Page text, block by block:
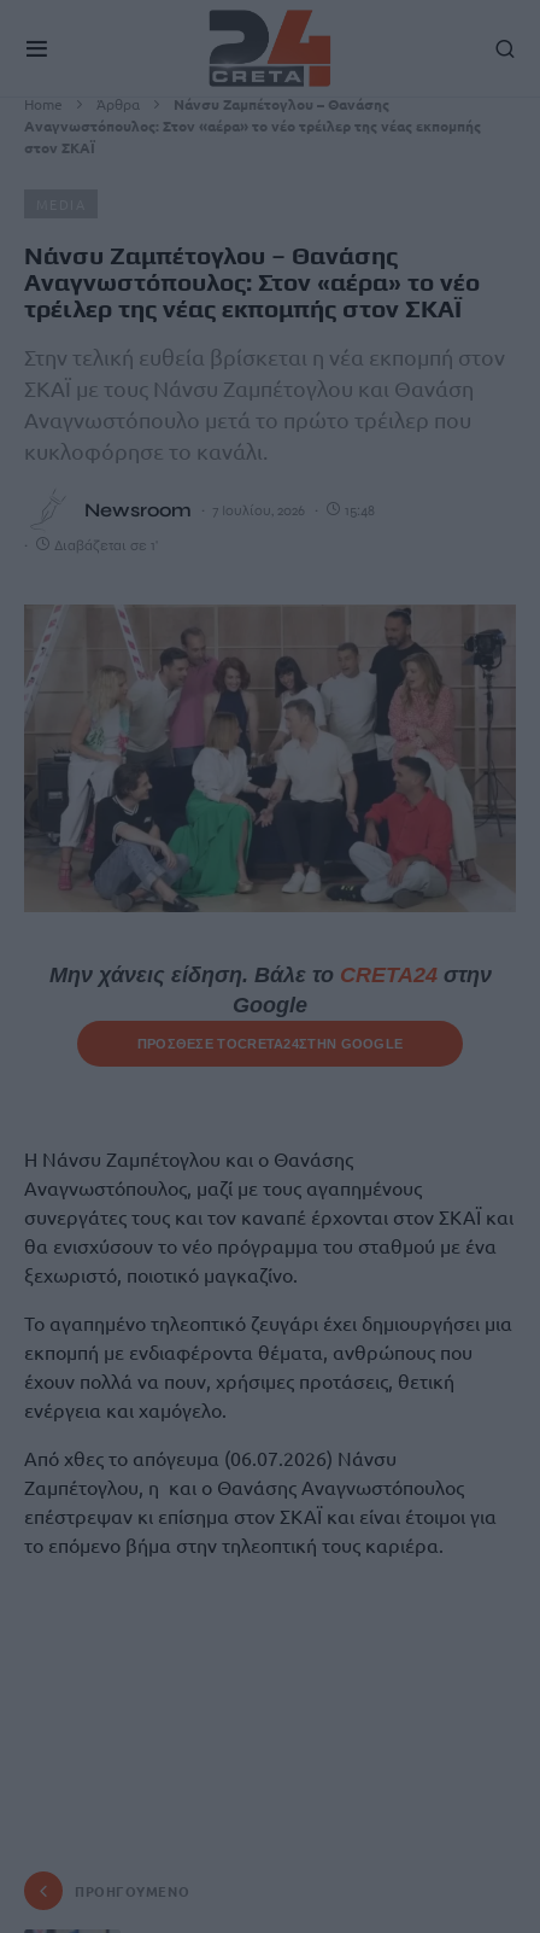
Home Άρθρα
Νάνσυ Ζαμπέτογλου – Θανάσης
Αναγνωστόπουλος: Στον «αέρα» το νέο τρέιλερ της νέας εκπομπής
στον ΣΚΑΪ
Νάνσυ Ζαμπέτογλου – Θανάσης
Αναγνωστόπουλος: Στον «αέρα» το νέο
τρέιλερ της νέας εκπομπής στον ΣΚΑΪ
Στην τελική ευθεία βρίσκεται η νέα εκπομπή στον
ΣΚΑΪ με τους Νάνσυ Ζαμπέτογλου και Θανάση
Αναγνωστόπουλο μετά το πρώτο τρέιλερ που
κυκλοφόρησε το κανάλι.
Newsroom 7 Ιουλίου, 2026 15:48
Διαβάζεται σε 1'
Μην χάνεις είδηση. Βάλε το CRETA24στην
Google
ΠΡΟΣΘΕΣΕ ΤΟCRETA24ΣΤΗΝ GOOGLE
Η Νάνσυ Ζαμπέτογλου και ο Θανάσης
Αναγνωστόπουλος, μαζί με τους αγαπημένους
συνεργάτες τους και τον καναπέ έρχονται στον ΣΚΑΪ και
θα ενισχύσουν το νέο πρόγραμμα του σταθμού με ένα
ξεχωριστό, ποιοτικό μαγκαζίνο.
Το αγαπημένο τηλεοπτικό ζευγάρι έχει δημιουργήσει μια
εκπομπή με ενδιαφέροντα θέματα, ανθρώπους που
έχουν πολλά να πουν, χρήσιμες προτάσεις, θετική
ενέργεια και χαμόγελο.
Από χθες το απόγευμα (06.07.2026) Νάνσυ
Ζαμπέτογλου, η και ο Θανάσης Αναγνωστόπουλος
επέστρεψαν κι επίσημα στον ΣΚΑΪ και είναι έτοιμοι για
το επόμενο βήμα στην τηλεοπτική τους καριέρα.
ΠΡΟΗΓΟΎΜΕΝΟ